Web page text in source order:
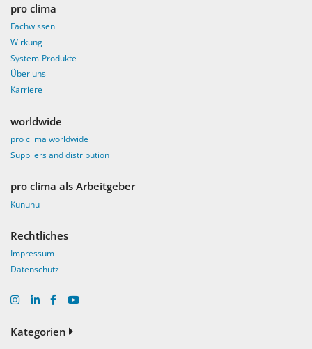
pro clima
Fachwissen
Wirkung
System-Produkte
Über uns
Karriere
worldwide
pro clima worldwide
Suppliers and distribution
pro clima als Arbeitgeber
Kununu
Rechtliches
Impressum
Datenschutz
Kategorien